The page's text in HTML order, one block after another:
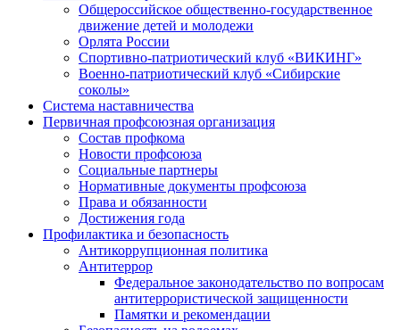
Общероссийское общественно-государственное
движение детей и молодежи
Орлята России
Спортивно-патриотический клуб «ВИКИНГ»
Военно-патриотический клуб «Сибирские
соколы»
Система наставничества
Первичная профсоюзная организация
Состав профкома
Новости профсоюза
Социальные партнеры
Нормативные документы профсоюза
Права и обязанности
Достижения года
Профилактика и безопасность
Антикоррупционная политика
Антитеррор
Федеральное законодательство по вопросам
антитеррористической защищенности
Памятки и рекомендации